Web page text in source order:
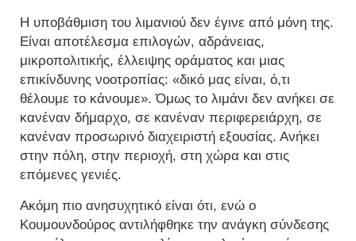
Η υποβάθμιση του λιμανιού δεν έγινε από μόνη της.
Είναι αποτέλεσμα επιλογών, αδράνειας,
μικροπολιτικής, έλλειψης οράματος και μιας
επικίνδυνης νοοτροπίας: «δικό μας είναι, ό,τι
θέλουμε το κάνουμε». Όμως το λιμάνι δεν ανήκει σε
κανέναν δήμαρχο, σε κανέναν περιφερειάρχη, σε
κανέναν προσωρινό διαχειριστή εξουσίας. Ανήκει
στην πόλη, στην περιοχή, στη χώρα και στις
επόμενες γενιές.
Ακόμη πιο ανησυχητικό είναι ότι, ενώ ο
Κουμουνδούρος αντιλήφθηκε την ανάγκη σύνδεσης